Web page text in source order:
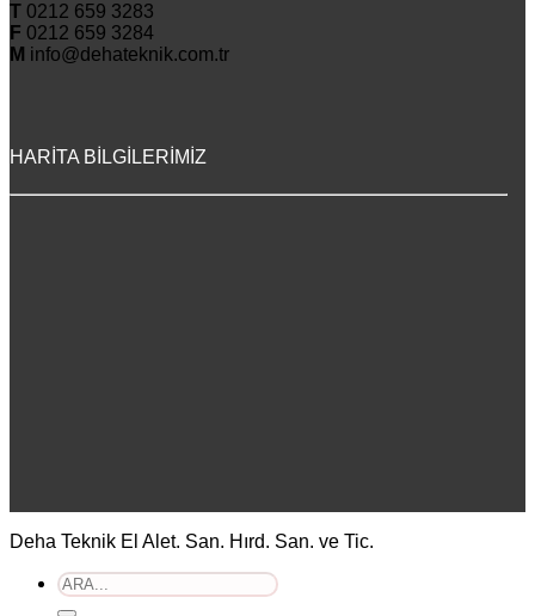
T 0212 659 3283
F 0212 659 3284
M info@dehateknik.com.tr
HARİTA BİLGİLERİMİZ
Deha Teknik El Alet. San. Hırd. San. ve Tic.
Ara: